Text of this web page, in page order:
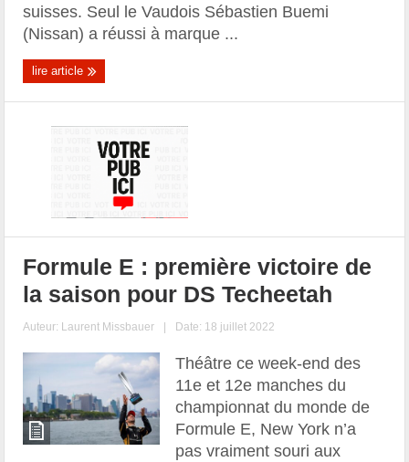
suisses. Seul le Vaudois Sébastien Buemi
(Nissan) a réussi à marque ...
lire article
Formule E : première victoire de
la saison pour DS Techeetah
Auteur: Laurent Missbauer | Date: 18 juillet 2022
Théâtre ce week-end des
11e et 12e manches du
championnat du monde de
Formule E, New York n’a
pas vraiment souri aux